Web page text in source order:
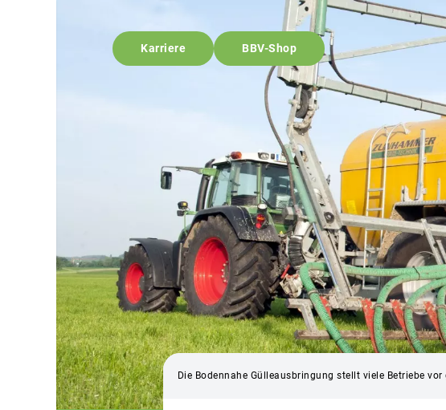
Karriere BBV-Shop
Die Bodennahe Gülleausbringung stellt viele Betriebe